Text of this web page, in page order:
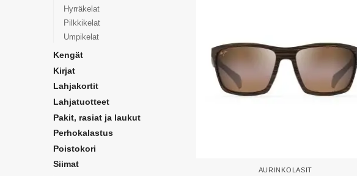
AURINKOLASIT
Hyrräkelat
Pilkkikelat
Umpikelat
Kengät
Kirjat
Lahjakortit
Lahjatuotteet
Pakit, rasiat ja laukut
Perhokalastus
Poistokori
Siimat